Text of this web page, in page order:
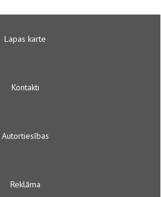
Lapas karte
Kontakti
Autortiesības
Reklāma